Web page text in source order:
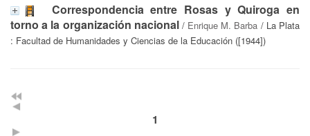
Correspondencia entre Rosas y Quiroga en
torno a la organización nacional/ Enrique M. Barba / La Plata
: Facultad de Humanidades y Ciencias de la Educación ([1944])
1